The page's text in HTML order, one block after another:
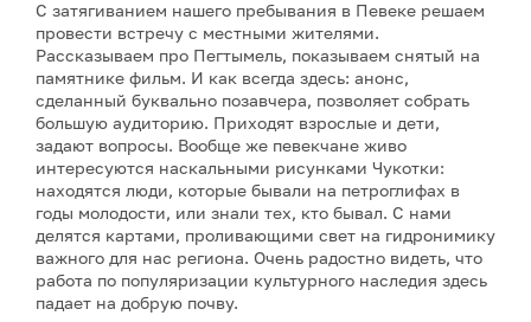
С затягиванием нашего пребывания в Певеке решаем
провести встречу с местными жителями.
Рассказываем про Пегтымель, показываем снятый на
памятнике фильм. И как всегда здесь: анонс,
сделанный буквально позавчера, позволяет собрать
большую аудиторию. Приходят взрослые и дети,
задают вопросы. Вообще же певекчане живо
интересуются наскальными рисунками Чукотки:
находятся люди, которые бывали на петроглифах в
годы молодости, или знали тех, кто бывал. С нами
делятся картами, проливающими свет на гидронимику
важного для нас региона. Очень радостно видеть, что
работа по популяризации культурного наследия здесь
падает на добрую почву.